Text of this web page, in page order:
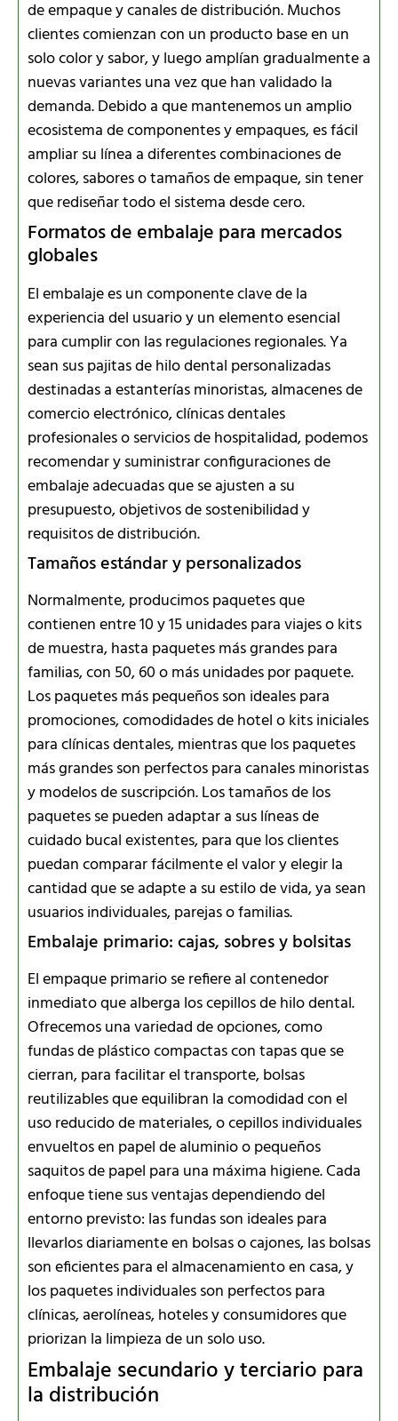
de empaque y canales de distribución. Muchos
clientes comienzan con un producto base en un
solo color y sabor, y luego amplían gradualmente a
nuevas variantes una vez que han validado la
demanda. Debido a que mantenemos un amplio
ecosistema de componentes y empaques, es fácil
ampliar su línea a diferentes combinaciones de
colores, sabores o tamaños de empaque, sin tener
que rediseñar todo el sistema desde cero.
Formatos de embalaje para mercados
globales
El embalaje es un componente clave de la
experiencia del usuario y un elemento esencial
para cumplir con las regulaciones regionales. Ya
sean sus pajitas de hilo dental personalizadas
destinadas a estanterías minoristas, almacenes de
comercio electrónico, clínicas dentales
profesionales o servicios de hospitalidad, podemos
recomendar y suministrar configuraciones de
embalaje adecuadas que se ajusten a su
presupuesto, objetivos de sostenibilidad y
requisitos de distribución.
Tamaños estándar y personalizados
Normalmente, producimos paquetes que
contienen entre 10 y 15 unidades para viajes o kits
de muestra, hasta paquetes más grandes para
familias, con 50, 60 o más unidades por paquete.
Los paquetes más pequeños son ideales para
promociones, comodidades de hotel o kits iniciales
para clínicas dentales, mientras que los paquetes
más grandes son perfectos para canales minoristas
y modelos de suscripción. Los tamaños de los
paquetes se pueden adaptar a sus líneas de
cuidado bucal existentes, para que los clientes
puedan comparar fácilmente el valor y elegir la
cantidad que se adapte a su estilo de vida, ya sean
usuarios individuales, parejas o familias.
Embalaje primario: cajas, sobres y bolsitas
El empaque primario se refiere al contenedor
inmediato que alberga los cepillos de hilo dental.
Ofrecemos una variedad de opciones, como
fundas de plástico compactas con tapas que se
cierran, para facilitar el transporte, bolsas
reutilizables que equilibran la comodidad con el
uso reducido de materiales, o cepillos individuales
envueltos en papel de aluminio o pequeños
saquitos de papel para una máxima higiene. Cada
enfoque tiene sus ventajas dependiendo del
entorno previsto: las fundas son ideales para
llevarlos diariamente en bolsas o cajones, las bolsas
son eficientes para el almacenamiento en casa, y
los paquetes individuales son perfectos para
clínicas, aerolíneas, hoteles y consumidores que
priorizan la limpieza de un solo uso.
Embalaje secundario y terciario para
la distribución